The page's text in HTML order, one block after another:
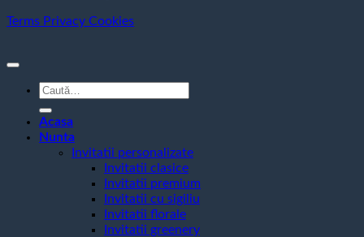
Terms Privacy Cookies
Caută
după:
Acasa
Nunta
Invitatii personalizate
Invitatii clasice
Invitatii premium
Invitatii cu sigiliu
Invitatii florale
Invitatii greenery